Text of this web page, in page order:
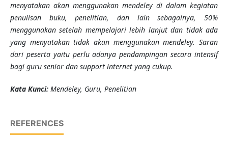
menyatakan akan menggunakan mendeley di dalam kegiatan
penulisan buku, penelitian, dan lain sebagainya, 50%
menggunakan setelah mempelajari lebih lanjut dan tidak ada
yang menyatakan tidak akan menggunakan mendeley. Saran
dari peserta yaitu perlu adanya pendampingan secara intensif
bagi guru senior dan support internet yang cukup.
Kata Kunci:Mendeley, Guru, Penelitian
REFERENCES